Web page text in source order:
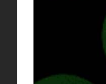
elementos de la
de desactivar
asociados cuando
También se